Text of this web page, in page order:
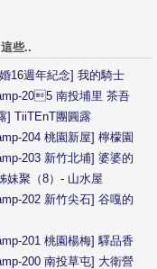
些..
16週年紀念] 我的騎士
205 南投埔里 茶吾
] TiiTEnT團圓露
204 桃園新屋] 檸檬園
203 新竹北埔] 婆婆的
妹聚（8）- 山水屋
202 新竹尖石] 谷嘎的
201 桃園楊梅] 驛品香
200 南投草屯] 大衛營